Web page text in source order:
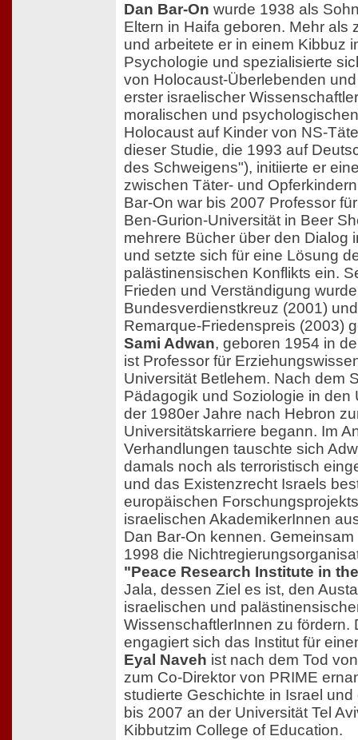
Dan Bar-On wurde 1938 als
Eltern in Haifa geboren. Mehr als
und arbeitete er in einem Kibbuz
Psychologie und spezialisierte
von Holocaust-Überlebenden
erster israelischer
moralischen und
Holocaust auf Kinder von NS-
dieser Studie, die 1993 auf
des Schweigens"), initiierte er
zwischen Täter- und
Bar-On war bis 2007 Professor
Ben-Gurion-Universität in Beer
mehrere Bücher über den Dialog
und setzte sich für eine Lösung
palästinensischen Konflikts ein.
Frieden und Verständigung
Bundesverdienstkreuz (2001)
Remarque-Friedenspreis (2003)
Sami Adwan, geboren 1954 in
ist Professor für
Universität Betlehem. Nach dem
Pädagogik und Soziologie in den
der 1980er Jahre nach Hebron
Universitätskarriere begann. Im
Verhandlungen tauschte sich
damals noch als terroristisch
und das Existenzrecht Israels
europäischen
israelischen AkademikerInnen
Dan Bar-On kennen.
1998 die
"Peace Research Institute in
Jala, dessen Ziel es ist, den
israelischen und
WissenschaftlerInnen zu fördern.
engagiert sich das Institut für
Eyal Naveh ist nach dem Tod
zum Co-Direktor von PRIME
studierte Geschichte in Israel
bis 2007 an der Universität Tel
Kibbutzim College of Education.